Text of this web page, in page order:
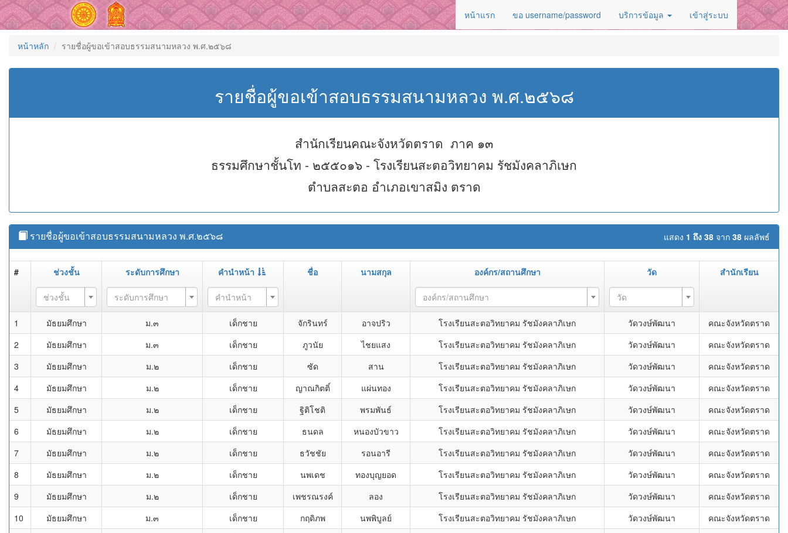
หน้าแรก ขอ username/password บริการข้อมูล เข้าสู่ระบบ
หน้าหลัก รายชื่อผู้ขอเข้าสอบธรรมสนามหลวง พ.ศ.๒๕๖๘
รายชื่อผู้ขอเข้าสอบธรรมสนามหลวง พ.ศ.๒๕๖๘
สำนักเรียนคณะจังหวัดตราด ภาค ๑๓
ธรรมศึกษาชั้นโท - ๒๕๕๐๑๖ - โรงเรียนสะตอวิทยาคม รัชมังคลาภิเษก
ตำบลสะตอ อำเภอเขาสมิง ตราด
แสดง 1 ถึง 38 จาก 38 ผลลัพธ์
รายชื่อผู้ขอเข้าสอบธรรมสนามหลวง พ.ศ.๒๕๖๘
# ช่วงชั้น ระดับการศึกษา คำนำหน้า ชื่อ นามสกุล องค์กร/สถานศึกษา วัด สำนักเรียน
ช่วงชั้น ระดับการศึกษา คำนำหน้า องค์กร/สถานศึกษา วัด
1 มัธยมศึกษา ม.๓ เด็กชาย จักรินทร์ อาจปริว โรงเรียนสะตอวิทยาคม รัชมังคลาภิเษก วัดวงษ์พัฒนา
คณะจังหวัดตราด
2
มัธยมศึกษา ม.๓ เด็กชาย ภูวนัย ไชยแสง โรงเรียนสะตอวิทยาคม รัชมังคลาภิเษก วัดวงษ์พัฒนา
คณะจังหวัดตราด
3
มัธยมศึกษา ม.๒ เด็กชาย ซัด สาน โรงเรียนสะตอวิทยาคม รัชมังคลาภิเษก วัดวงษ์พัฒนา
คณะจังหวัดตราด
4
มัธยมศึกษา ม.๒ เด็กชาย ญาณกิตติ์ แผ่นทอง โรงเรียนสะตอวิทยาคม รัชมังคลาภิเษก วัดวงษ์พัฒนา
คณะจังหวัดตราด
5
มัธยมศึกษา ม.๒ เด็กชาย ฐิติโชติ พรมพันธ์ โรงเรียนสะตอวิทยาคม รัชมังคลาภิเษก วัดวงษ์พัฒนา
คณะจังหวัดตราด
6
มัธยมศึกษา ม.๒ เด็กชาย ธนดล หนองบัวขาว โรงเรียนสะตอวิทยาคม รัชมังคลาภิเษก วัดวงษ์พัฒนา
คณะจังหวัดตราด
7
มัธยมศึกษา ม.๒ เด็กชาย ธวัชชัย รอนอารี โรงเรียนสะตอวิทยาคม รัชมังคลาภิเษก วัดวงษ์พัฒนา
คณะจังหวัดตราด
8
มัธยมศึกษา ม.๒ เด็กชาย นพเดช ทองบุญยอด โรงเรียนสะตอวิทยาคม รัชมังคลาภิเษก วัดวงษ์พัฒนา
คณะจังหวัดตราด
9
มัธยมศึกษา ม.๒ เด็กชาย เพชรณรงค์ ลอง โรงเรียนสะตอวิทยาคม รัชมังคลาภิเษก วัดวงษ์พัฒนา
คณะจังหวัดตราด
10
มัธยมศึกษา ม.๓ เด็กชาย กฤดิภพ นพพิบูลย์ โรงเรียนสะตอวิทยาคม รัชมังคลาภิเษก วัดวงษ์พัฒนา
คณะจังหวัดตราด